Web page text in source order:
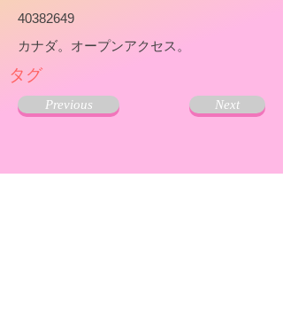
40382649
カナダ。オープンアクセス。
タグ
Previous Next